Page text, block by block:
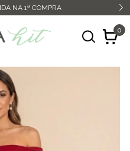
NA 1ª COMPRA
0